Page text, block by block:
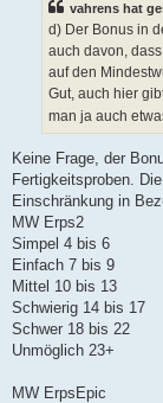
vahrens hat
d) Der Bonus in
auch davon,
auf den
Gut, auch hier
man ja auch
Keine Frage, der
Fertigkeitsproben.
Einschränkung in
MW Erps2
Simpel 4 bis 6
Einfach 7 bis 9
Mittel 10 bis 13
Schwierig 14 bis 17
Schwer 18 bis 22
Unmöglich 23+
MW ErpsEpic